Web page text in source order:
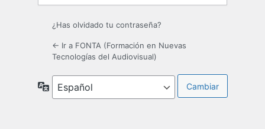
¿Has olvidado tu contraseña?
← Ir a FONTA (Formación en Nuevas
Tecnologías del Audiovisual)
Idioma